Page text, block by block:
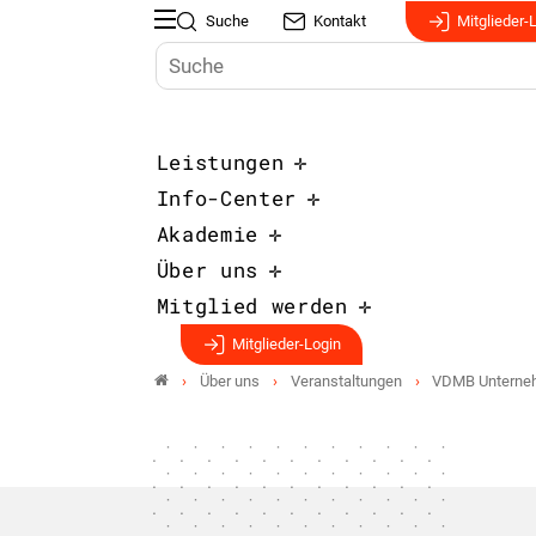
Suche Kontakt Mitglieder-
Leistungen
Info-Center
Akademie
Über uns
Mitglied werden
Mitglieder-Login
Über uns Veranstaltungen VDMB